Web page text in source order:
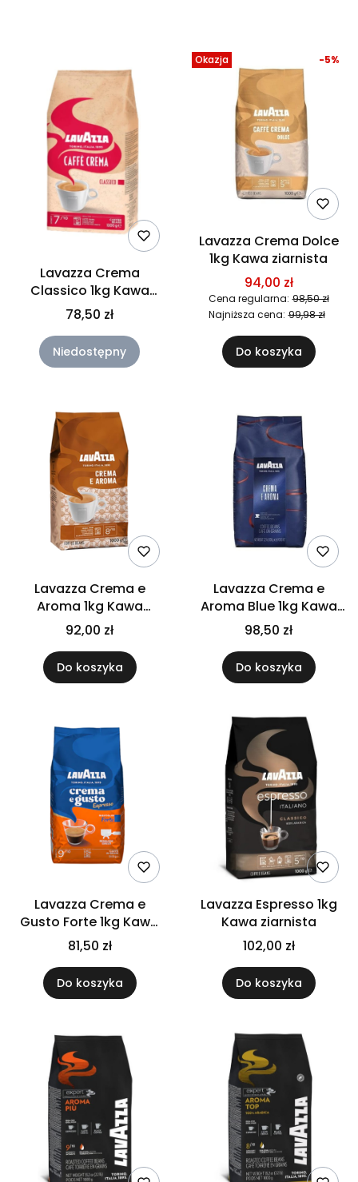
Lavazza Crema
Classico 1kg Kawa
ziarnista
78,50 zł
Niedostępny
Okazja
Lavazza Crema Dolce
1kg Kawa ziarnista
94,00 zł
Cena regularna: 98,50 zł
-5%
Najniższa cena: 99,98 zł
Do koszyka
Lavazza Crema e
Aroma 1kg Kawa
ziarnista
92,00 zł
Do koszyka
Lavazza Crema e
Aroma Blue 1kg Kawa
ziarnista
98,50 zł
Do koszyka
Lavazza Crema e
Gusto Forte 1kg Kawa
ziarnista
81,50 zł
Do koszyka
Lavazza Espresso 1kg
Kawa ziarnista
102,00 zł
Do koszyka